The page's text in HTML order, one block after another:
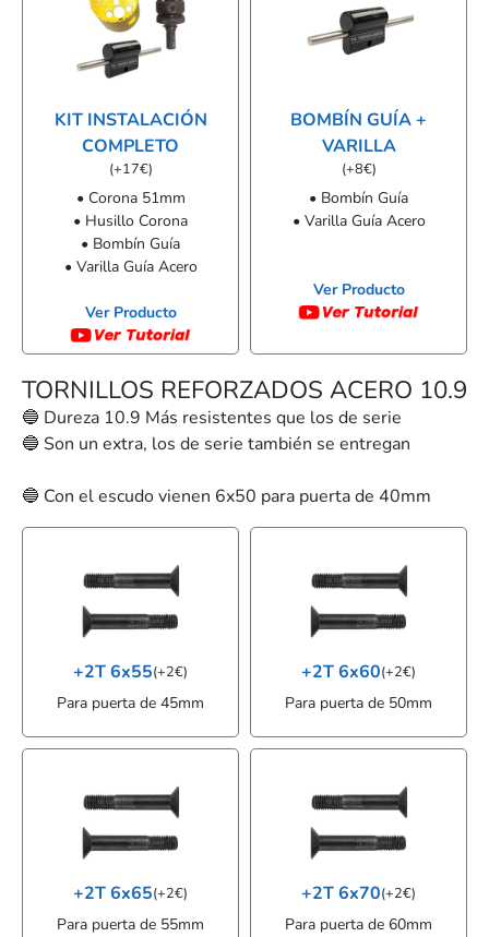
KIT INSTALACIÓN
COMPLETO
(+17€)
• Corona 51mm
• Husillo Corona
• Bombín Guía
• Varilla Guía Acero
Ver Producto
BOMBÍN GUÍA +
VARILLA
(+8€)
• Bombín Guía
• Varilla Guía Acero
Ver Producto
TORNILLOS REFORZADOS ACERO 10.9
🔵 Dureza 10.9 Más resistentes que los de serie
🔵 Son un extra, los de serie también se entregan
🔵 Con el escudo vienen 6x50 para puerta de 40mm
+2T 6x55(+2€)
Para puerta de 45mm
+2T 6x60(+2€)
Para puerta de 50mm
+2T 6x65(+2€)
Para puerta de 55mm
+2T 6x70(+2€)
Para puerta de 60mm